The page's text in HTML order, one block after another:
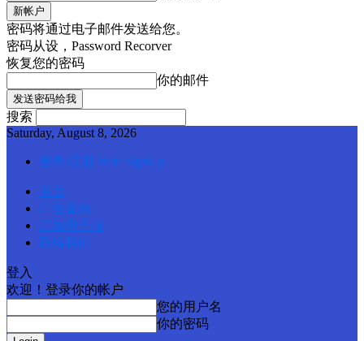
密码将通过电子邮件发送给您。
密码从设，Password Recorver
恢复您的密码
你的邮件
搜索
Saturday, August 8, 2026
登录/注册 Web SignUp
首页
广告查询
订阅电子报
联络我们
登入
欢迎！登录你的帐户
您的用户名
你的密码